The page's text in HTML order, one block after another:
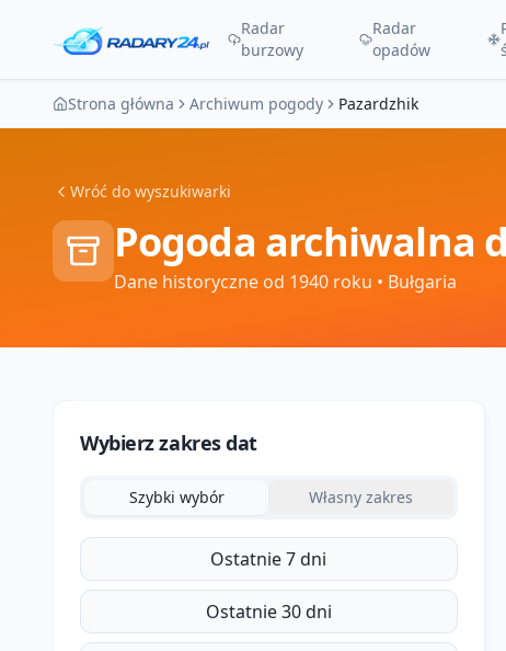
Radar
burzowy
Radar
opadów
Strona główna Archiwum pogody Pazardzhik
Wróć do wyszukiwarki
Pogoda archiwalna
Dane historyczne od 1940 roku • Bułgaria
Wybierz zakres dat
Szybki wybór Własny zakres
Ostatnie 7 dni
Ostatnie 30 dni